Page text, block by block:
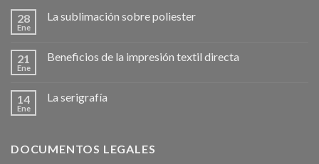
28
Ene
La sublimación sobre poliester
21
Ene
Beneficios de la impresión textil directa
14
Ene
La serigrafía
DOCUMENTOS LEGALES